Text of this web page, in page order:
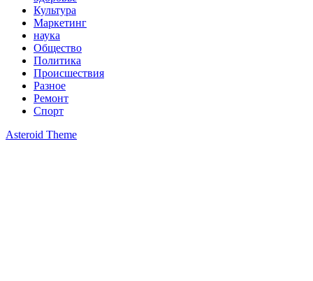
Культура
Маркетинг
наука
Общество
Политика
Происшествия
Разное
Ремонт
Спорт
Asteroid Theme